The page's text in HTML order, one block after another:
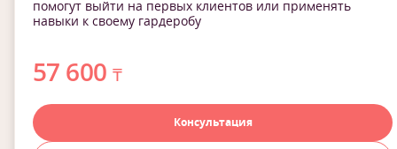
помогут выйти на первых клиентов или применять
навыки к своему гардеробу
57 600₸
Консультация